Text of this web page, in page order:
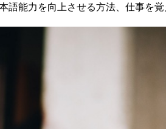
能力を向上させる方法、仕事を